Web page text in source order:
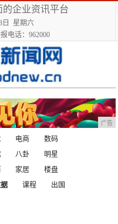
企业资讯平台
日 星期六
电话：962000
广告
电商
数码
八卦
明星
家居
楼盘
课程
出国